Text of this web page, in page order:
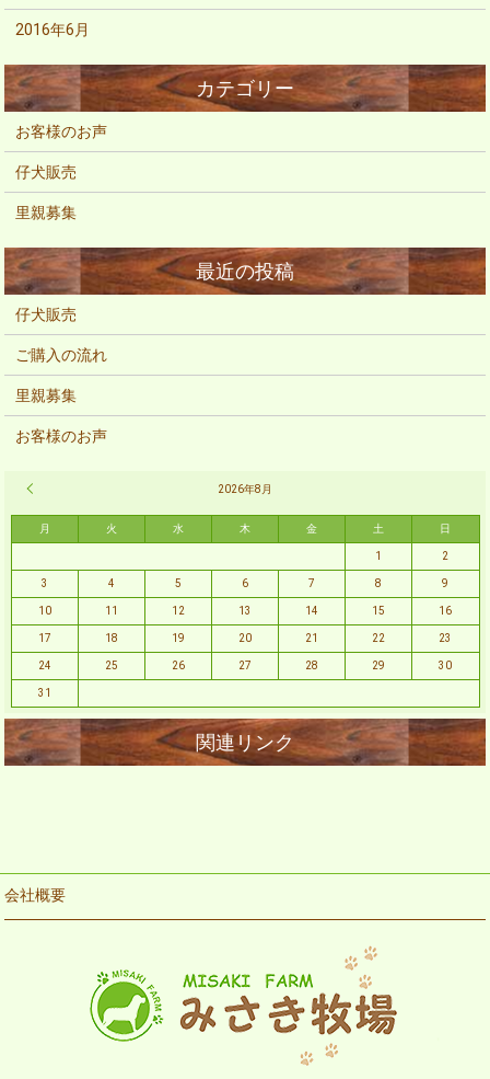
2016年6月
お客様のお声
仔犬販売
里親募集
仔犬販売
ご購入の流れ
里親募集
お客様のお声
2026年8月
月 火 水 木 金 土 日
1 2
3 4 5 6 7 8 9
10 11 12 13 14 15 16
17 18 19 20 21 22 23
24 25 26 27 28 29 30
31
会社概要